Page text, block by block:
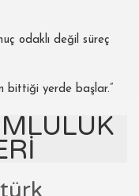
odaklı değil süreç
bittiği yerde başlar.”